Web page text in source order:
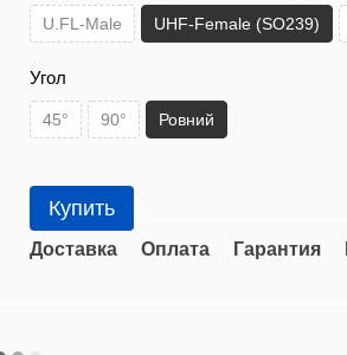
U.FL-Male UHF-Female (SO239)
Угол
45° 90° Ровний
Купить
Доставка Оплата Гарантия